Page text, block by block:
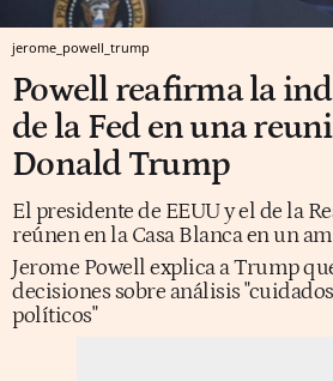
jerome_powell_trump
Powell reafirma la
de la Fed en una
Donald Trump
El presidente de EEUU y el de la
reúnen en la Casa Blanca en un
Jerome Powell explica a Trump
decisiones sobre análisis
políticos"